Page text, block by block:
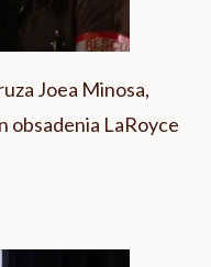
Joea Minosa,
obsadenia LaRoyce